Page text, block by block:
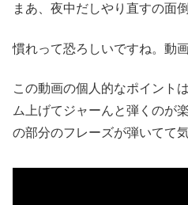
まあ、夜中だしやり直すの面
慣れって恐ろしいですね。動
この動画の個人的なポイント
ム上げてジャーんと弾くのが
の部分のフレーズが弾いてて